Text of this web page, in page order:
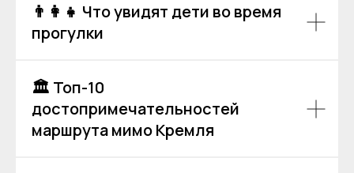
👨‍👩‍👧 Что увидят дети во время
прогулки
🏛 Топ-10
достопримечательностей
маршрута мимо Кремля